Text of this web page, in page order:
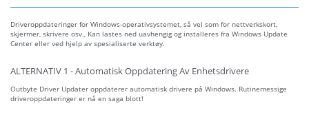
Driveroppdateringer for Windows-operativsystemet, så vel som for nettverkskort,
skjermer, skrivere osv., Kan lastes ned uavhengig og installeres fra Windows Update
Center eller ved hjelp av spesialiserte verktøy.
ALTERNATIV 1 - Automatisk Oppdatering Av Enhetsdrivere
Outbyte Driver Updater oppdaterer automatisk drivere på Windows. Rutinemessige
driveroppdateringer er nå en saga blott!